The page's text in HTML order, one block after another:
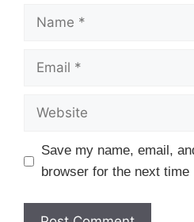
Name
Email
Website
Save my name, email,
browser for the next time